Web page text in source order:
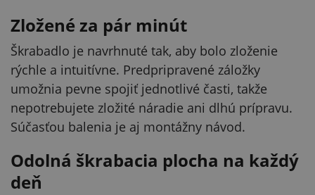
Zložené za pár minút
Škrabadlo je navrhnuté tak, aby bolo zloženie
rýchle a intuitívne. Predpripravené záložky
umožnia pevne spojiť jednotlivé časti, takže
nepotrebujete zložité náradie ani dlhú prípravu.
Súčasťou balenia je aj montážny návod.
Odolná škrabacia plocha na každý
deň